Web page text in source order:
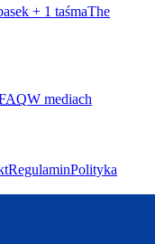
+ 1 taśmaThe
W mediach
RegulaminPolityka